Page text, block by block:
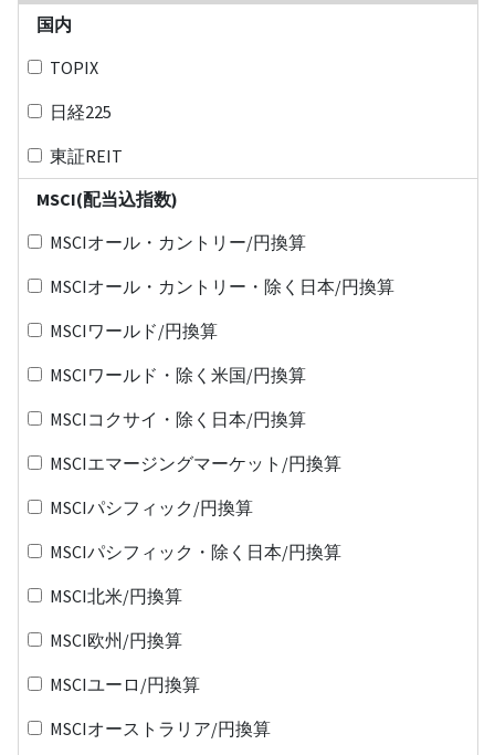
国内
TOPIX
日経225
東証REIT
MSCI(配当込指数)
MSCIオール・カントリー/円換算
MSCIオール・カントリー・除く日本/円換算
MSCIワールド/円換算
MSCIワールド・除く米国/円換算
MSCIコクサイ・除く日本/円換算
MSCIエマージングマーケット/円換算
MSCIパシフィック/円換算
MSCIパシフィック・除く日本/円換算
MSCI北米/円換算
MSCI欧州/円換算
MSCIユーロ/円換算
MSCIオーストラリア/円換算